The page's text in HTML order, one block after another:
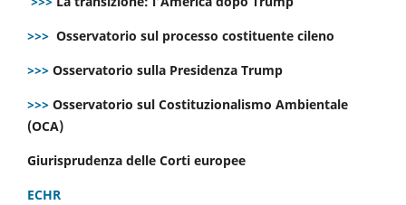
>>> Osservatorio sul processo costituente cileno
>>> Osservatorio sulla Presidenza Trump
>>> Osservatorio sul Costituzionalismo Ambientale
(OCA)
Giurisprudenza delle Corti europee
ECHR